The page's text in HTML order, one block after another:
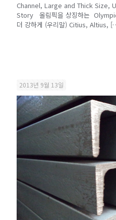
Channel, Large and Thick Size,
Story 올림픽을 상징하는
더 강하게 (우리말) Citius, Altius,
2013년 9월 13일